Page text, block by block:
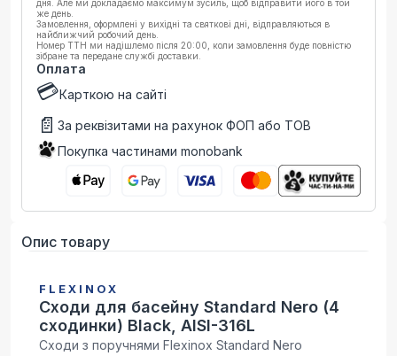
дня. Але ми докладаємо максимум зусиль, щоб відправити його в той
же день.
Замовлення, оформлені у вихідні та святкові дні, відправляються в
найближчий робочий день.
Номер ТТН ми надішлемо після 20:00, коли замовлення буде повністю
зібране та передане службі доставки.
Оплата
💳Карткою на сайті
📄 За реквізитами на рахунок ФОП або ТОВ
Покупка частинами monobank
Опис товару
FLEXINOX
Сходи для басейну Standard Nero (4
сходинки) Black, AISI-316L
Сходи з поручнями Flexinox Standard Nero